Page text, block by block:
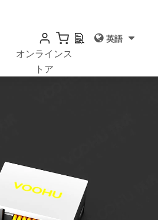
オンラインス
トア
英語